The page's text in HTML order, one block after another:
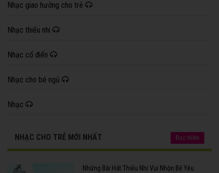
Nhạc giao hưởng cho trẻ
Nhạc thiếu nhi
Nhạc cổ điển
Nhạc cho bé ngủ
Nhạc
NHẠC CHO TRẺ MỚI NHẤT Đọc thêm
Những Bài Hát Thiếu Nhi Vui Nhộn Bé Yêu